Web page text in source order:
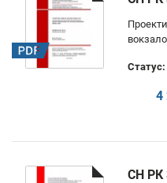
Статус:
4
СН РК